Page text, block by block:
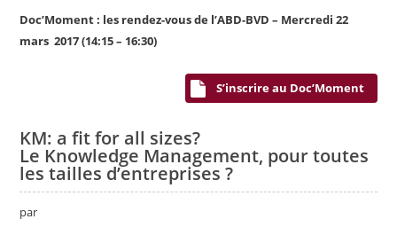
Doc’Moment : les rendez-vous de l’ABD-BVD – Mercredi 22
mars 2017 (14:15 – 16:30)
S’inscrire au Doc’Moment
KM: a fit for all sizes?
Le Knowledge Management, pour toutes
les tailles d’entreprises ?
par